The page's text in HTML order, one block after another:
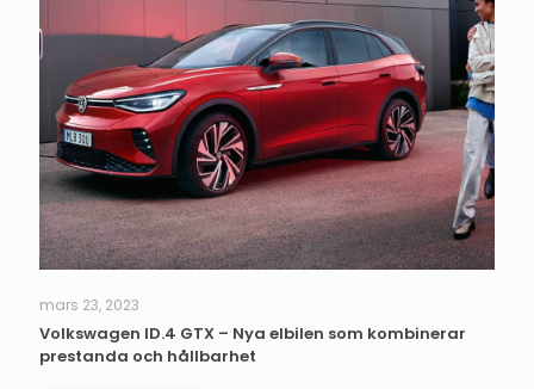
mars 23, 2023
Volkswagen ID.4 GTX – Nya elbilen som kombinerar
prestanda och hållbarhet